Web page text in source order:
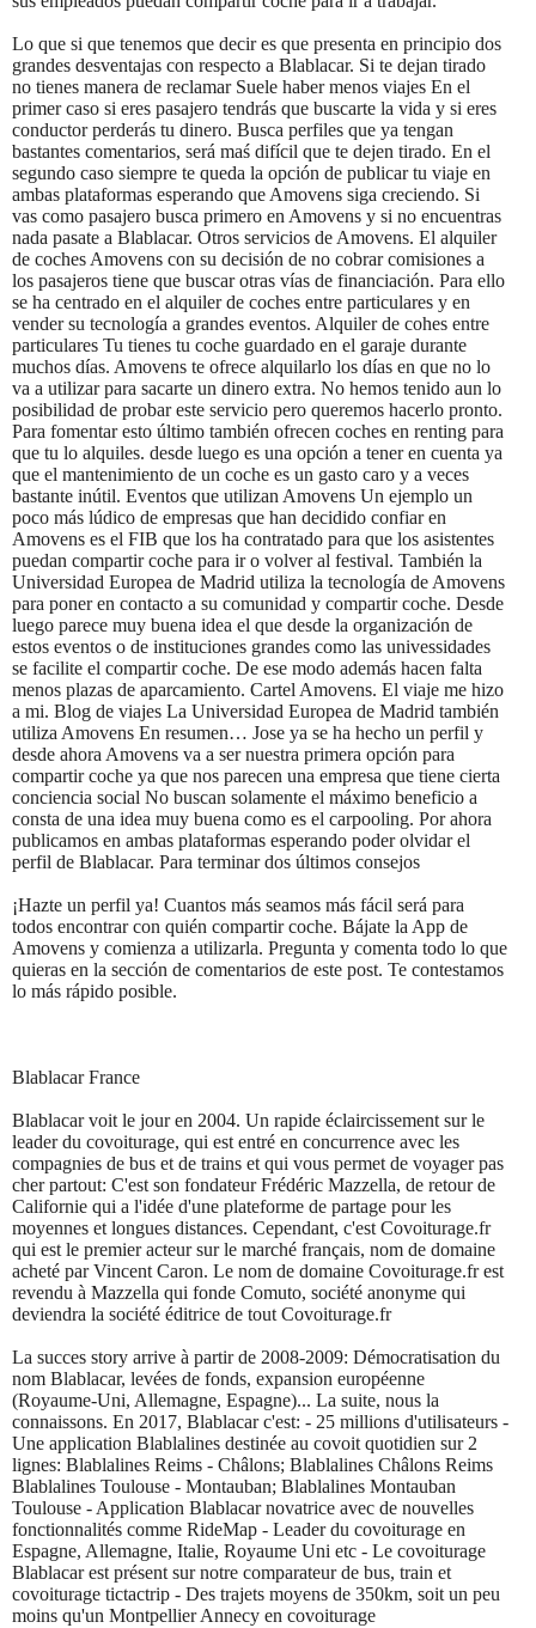
Lo que si que tenemos que decir es que presenta en principio dos
grandes desventajas con respecto a Blablacar. Si te dejan tirado
no tienes manera de reclamar Suele haber menos viajes En el
primer caso si eres pasajero tendrás que buscarte la vida y si eres
conductor perderás tu dinero. Busca perfiles que ya tengan
bastantes comentarios, será maś difícil que te dejen tirado. En el
segundo caso siempre te queda la opción de publicar tu viaje en
ambas plataformas esperando que Amovens siga creciendo. Si
vas como pasajero busca primero en Amovens y si no encuentras
nada pasate a Blablacar. Otros servicios de Amovens. El alquiler
de coches Amovens con su decisión de no cobrar comisiones a
los pasajeros tiene que buscar otras vías de financiación. Para ello
se ha centrado en el alquiler de coches entre particulares y en
vender su tecnología a grandes eventos. Alquiler de cohes entre
particulares Tu tienes tu coche guardado en el garaje durante
muchos días. Amovens te ofrece alquilarlo los días en que no lo
va a utilizar para sacarte un dinero extra. No hemos tenido aun lo
posibilidad de probar este servicio pero queremos hacerlo pronto.
Para fomentar esto último también ofrecen coches en renting para
que tu lo alquiles. desde luego es una opción a tener en cuenta ya
que el mantenimiento de un coche es un gasto caro y a veces
bastante inútil. Eventos que utilizan Amovens Un ejemplo un
poco más lúdico de empresas que han decidido confiar en
Amovens es el FIB que los ha contratado para que los asistentes
puedan compartir coche para ir o volver al festival. También la
Universidad Europea de Madrid utiliza la tecnología de Amovens
para poner en contacto a su comunidad y compartir coche. Desde
luego parece muy buena idea el que desde la organización de
estos eventos o de instituciones grandes como las univessidades
se facilite el compartir coche. De ese modo además hacen falta
menos plazas de aparcamiento. Cartel Amovens. El viaje me hizo
a mi. Blog de viajes La Universidad Europea de Madrid también
utiliza Amovens En resumen… Jose ya se ha hecho un perfil y
desde ahora Amovens va a ser nuestra primera opción para
compartir coche ya que nos parecen una empresa que tiene cierta
conciencia social No buscan solamente el máximo beneficio a
consta de una idea muy buena como es el carpooling. Por ahora
publicamos en ambas plataformas esperando poder olvidar el
perfil de Blablacar. Para terminar dos últimos consejos
¡Hazte un perfil ya! Cuantos más seamos más fácil será para
todos encontrar con quién compartir coche. Bájate la App de
Amovens y comienza a utilizarla. Pregunta y comenta todo lo que
quieras en la sección de comentarios de este post. Te contestamos
lo más rápido posible.
Blablacar France
Blablacar voit le jour en 2004. Un rapide éclaircissement sur le
leader du covoiturage, qui est entré en concurrence avec les
compagnies de bus et de trains et qui vous permet de voyager pas
cher partout: C'est son fondateur Frédéric Mazzella, de retour de
Californie qui a l'idée d'une plateforme de partage pour les
moyennes et longues distances. Cependant, c'est Covoiturage.fr
qui est le premier acteur sur le marché français, nom de domaine
acheté par Vincent Caron. Le nom de domaine Covoiturage.fr est
revendu à Mazzella qui fonde Comuto, société anonyme qui
deviendra la société éditrice de tout Covoiturage.fr
La succes story arrive à partir de 2008-2009: Démocratisation du
nom Blablacar, levées de fonds, expansion européenne
(Royaume-Uni, Allemagne, Espagne)... La suite, nous la
connaissons. En 2017, Blablacar c'est: - 25 millions d'utilisateurs -
Une application Blablalines destinée au covoit quotidien sur 2
lignes: Blablalines Reims - Châlons; Blablalines Châlons Reims
Blablalines Toulouse - Montauban; Blablalines Montauban
Toulouse - Application Blablacar novatrice avec de nouvelles
fonctionnalités comme RideMap - Leader du covoiturage en
Espagne, Allemagne, Italie, Royaume Uni etc - Le covoiturage
Blablacar est présent sur notre comparateur de bus, train et
covoiturage tictactrip - Des trajets moyens de 350km, soit un peu
moins qu'un Montpellier Annecy en covoiturage